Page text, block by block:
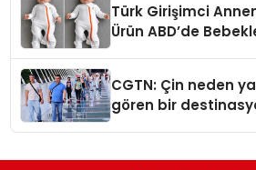
Türk Girişimci
Ürün ABD’de
CGTN: Çin neden
gören bir